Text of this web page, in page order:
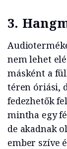
3.
nem lehet
másként a
téren óriási,
fedezhetők
mintha egy
de akadnak
ember szíve